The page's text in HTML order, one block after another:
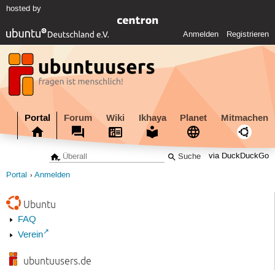
hosted by
Anmelden Registrieren
Portal Forum Wiki Ikhaya Planet Mitmachen
via DuckDuckGo
Portal Anmelden
Ubuntu
FAQ
Verein
ubuntuusers.de